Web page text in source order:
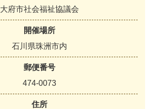
大府市社会福祉協議会
開催場所
石川県珠洲市内
郵便番号
474-0073
住所